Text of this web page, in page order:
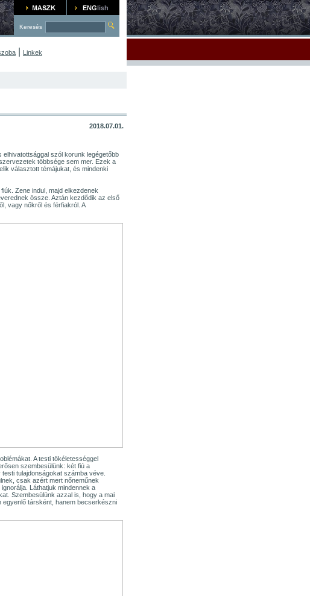
Keresés
Linkek
2018.07.01.
szól korunk legégetőbb
többsége sem mer. Ezek a
választott témájukat, és mindenki
Zene indul, majd elkezdenek
össze. Aztán kezdődik az első
vagy nőkről és férfiakról. A
A testi tökéletességgel
szembesülünk: két fiú a
tulajdonságokat számba véve.
csak azért mert nőneműnek
Láthatjuk mindennek a
Szembesülünk azzal is, hogy a mai
társként, hanem becserkészni